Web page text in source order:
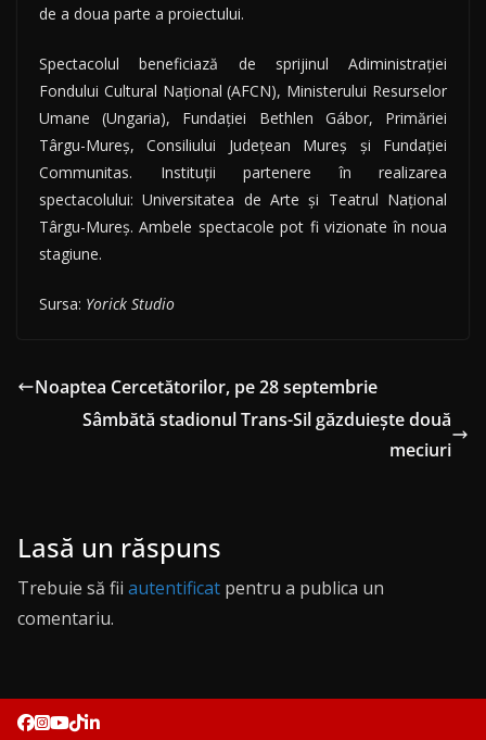
de a doua parte a proiectului.
Spectacolul beneficiază de sprijinul Adiministrației
Fondului Cultural Național (AFCN), Ministerului Resurselor
Umane (Ungaria), Fundației Bethlen Gábor, Primăriei
Târgu-Mureș, Consiliului Județean Mureș și Fundației
Communitas. Instituții partenere în realizarea
spectacolului: Universitatea de Arte şi Teatrul Național
Târgu-Mureș. Ambele spectacole pot fi vizionate în noua
stagiune.
Sursa: Yorick Studio
Noaptea Cercetătorilor, pe 28 septembrie
Sâmbătă stadionul Trans-Sil găzduiește două
meciuri
Lasă un răspuns
Trebuie să fii autentificat pentru a publica un
comentariu.